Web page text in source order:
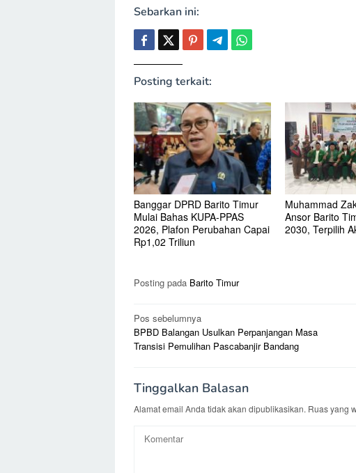
Sebarkan ini:
Posting terkait:
Banggar DPRD Barito Timur
Mulai Bahas KUPA-PPAS
2026, Plafon Perubahan Capai
Rp1,02 Triliun
Muhammad
Ansor Barito
2030, Terpilih
Posting pada Barito Timur
Navigasi
pos
Pos sebelumnya
BPBD Balangan Usulkan Perpanjangan Masa
Transisi Pemulihan Pascabanjir Bandang
Tinggalkan Balasan
Alamat email Anda tidak akan dipublikasikan. Ruas yang